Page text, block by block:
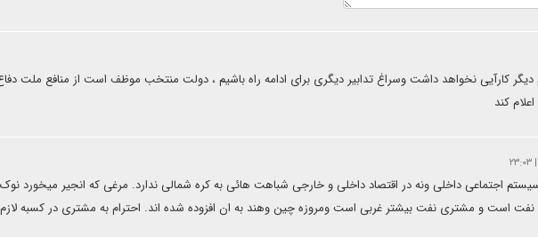
دیگر کارآیی نخواهد داشت وسراغ تدابیر دیگری برای ادامه راه باشیم ، دولت منتخب موظف است از منافع ملت
کند
سیستم اجتماعی داخلی ونه در اقتصاد داخلی و خارجی شباهت هائی به کره شمالی ندارد. مرغی که انجیر میخورد
نفت است و مشتری نفت بیشتر غربی است ومروزه چین وهند به ان افزوده شده اند. احترام به مشتری در کسبه